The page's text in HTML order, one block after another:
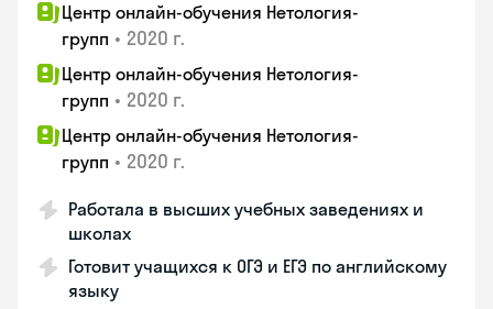
Центр онлайн-обучения Нетология-
групп • 2020 г.
Центр онлайн-обучения Нетология-
групп • 2020 г.
Центр онлайн-обучения Нетология-
групп • 2020 г.
Работала в высших учебных заведениях и
школах
Готовит учащихся к ОГЭ и ЕГЭ по английскому
языку